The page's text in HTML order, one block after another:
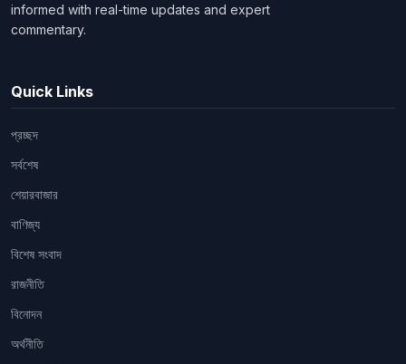
informed with real-time updates and expert
commentary.
Quick Links
প্রচ্ছদ
সর্বশেষ
শেয়ারবাজার
বাণিজ্য
বিশেষ সংবাদ
রাজনীতি
বিনোদন
অর্থনীতি